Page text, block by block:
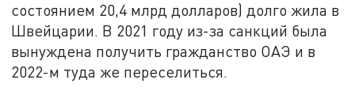
состоянием 20,4 млрд долларов) долго жила в
Швейцарии. В 2021 году из-за санкций была
вынуждена получить гражданство ОАЭ и в
2022-м туда же переселиться.